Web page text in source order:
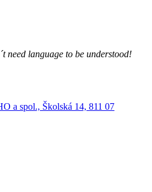
need language to be understood!
a spol., Školská 14, 811 07